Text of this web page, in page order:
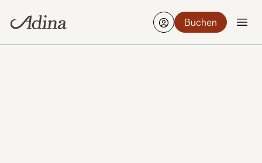
Buchen